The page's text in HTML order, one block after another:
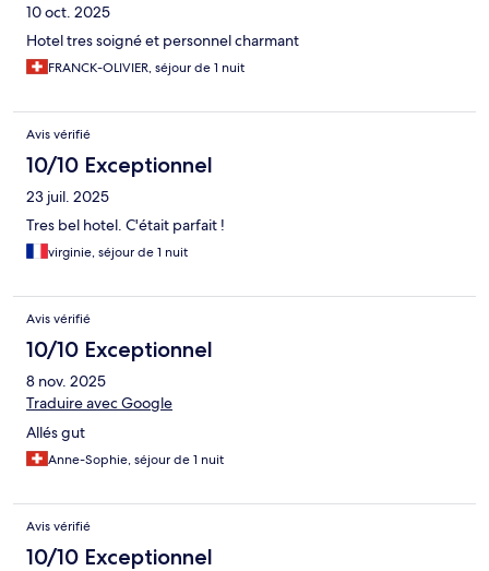
10 oct. 2025
Hotel tres soigné et personnel charmant
FRANCK-OLIVIER, séjour de 1 nuit
Avis vérifié
10/10 Exceptionnel
23 juil. 2025
Tres bel hotel. C'était parfait !
virginie, séjour de 1 nuit
Avis vérifié
10/10 Exceptionnel
8 nov. 2025
Traduire avec Google
Allés gut
Anne-Sophie, séjour de 1 nuit
Avis vérifié
10/10 Exceptionnel